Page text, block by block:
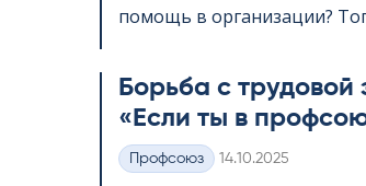
помощь в организации?
Борьба с трудовой
«Если ты в
Категории
Профсоюз Kirjoitettu
14.10.2025